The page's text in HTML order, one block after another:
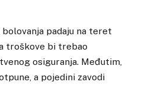
bolovanja padaju na teret
troškove bi trebao
osiguranja. Međutim,
a pojedini zavodi